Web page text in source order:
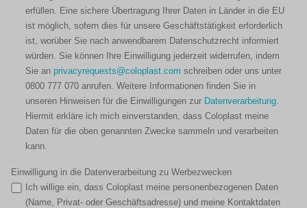
erfüllen. Eine sichere Übertragung Ihrer Daten in Länder in die EU
ist möglich, sofern dies für unsere Geschäftstätigkeit erforderlich
ist, worüber Sie nach anwendbarem Datenschutzrecht informiert
würden. Sie können Ihre Einwilligung jederzeit widerrufen, indem
Sie an privacyrequests@coloplast.com schreiben oder uns unter
0800 777 070 anrufen. Weitere Informationen finden Sie in
unseren Hinweisen für die Einwilligungen zur Datenverarbeitung
Hiermit erkläre ich mich einverstanden, dass Coloplast meine
Daten für die oben genannten Zwecke sammeln und verarbeiten
kann.
Einwilligung in die Datenverarbeitung zu Werbezwecken
Ich willige ein, dass Coloplast meine personenbezogenen Daten
(Name, Privat- oder Geschäftsadresse) und meine Kontaktdaten